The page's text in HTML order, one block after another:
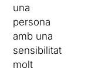
una
persona
amb una
sensibilitat
molt